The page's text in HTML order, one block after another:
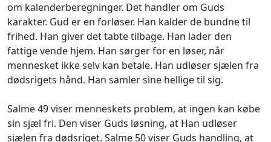
om kalenderberegninger. Det handler om Guds
karakter. Gud er en forløser. Han kalder de bundne til
frihed. Han giver det tabte tilbage. Han lader den
fattige vende hjem. Han sørger for en løser, når
mennesket ikke selv kan betale. Han udløser sjælen fra
dødsrigets hånd. Han samler sine hellige til sig.
Salme 49 viser menneskets problem, at ingen kan købe
sin sjæl fri. Den viser Guds løsning, at Han udløser
sjælen fra dødsriget. Salme 50 viser Guds handling, at